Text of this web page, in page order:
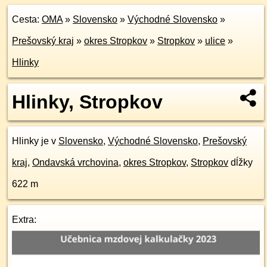
Cesta: OMA» Slovensko » Východné Slovensko »
Prešovský kraj » okres Stropkov » Stropkov » ulice »
Hlinky
Hlinky, Stropkov
Hlinky je v Slovensko, Východné Slovensko, Prešovský
kraj, Ondavská vrchovina, okres Stropkov, Stropkov dĺžky
622 m
Extra: